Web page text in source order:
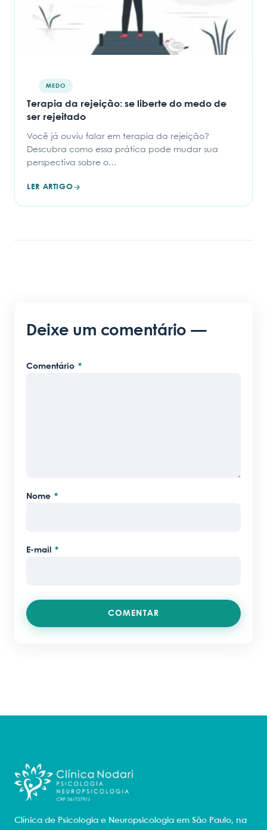
MEDO
Terapia da rejeição: se liberte do medo de
ser rejeitado
Você já ouviu falar em terapia da rejeição?
Descubra como essa prática pode mudar sua
perspectiva sobre o…
LER ARTIGO
Deixe um comentário —
Comentário *
Nome *
E-mail *
Clínica de Psicologia e Neuropsicologia em São Paulo, na